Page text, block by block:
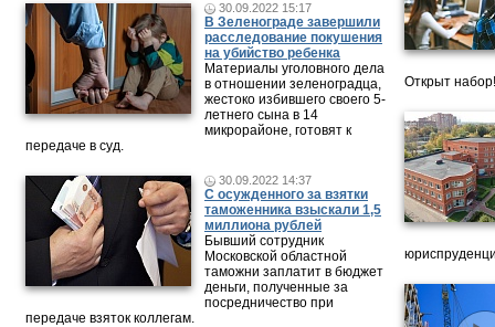
30.09.2022 15:17
В Зеленограде завершили
расследование покушения
на убийство ребенка
Материалы уголовного дела
в отношении зеленоградца,
жестоко избившего своего 5-
летнего сына в 14
микрорайоне, готовят к
передаче в суд.
30.09.2022 14:37
С осужденного за взятки
таможенника взыскали 1,5
миллиона рублей
Бывший сотрудник
Московской областной
таможни заплатит в бюджет
деньги, полученные за
посредничество при
передаче взяток коллегам.
Открыт набор!